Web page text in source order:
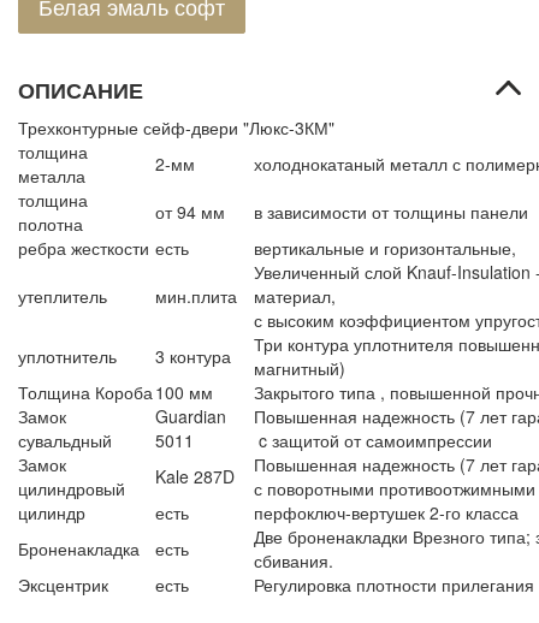
ОПИСАНИЕ
Трехконтурные сейф-двери "Люкс-3КМ"
толщина
металла
2-мм
холоднокатаный металл с
толщина
полотна
от 94 мм
в зависимости от толщины панели
ребра жесткости есть
вертикальные и горизонтальные,
утеплитель
мин.плита
Увеличенный слой Knauf-Insulation
материал,
с высоким коэффициентом
уплотнитель
3 контура
Три контура уплотнителя
магнитный)
Толщина Короба100 мм
Закрытого типа , повышенной
Замок
сувальдный
Guardian
5011
Повышенная надежность (7 лет
c защитой от самоимпрессии
Замок
цилиндровый
Kale 287D
Повышенная надежность (7 лет
с поворотными
цилиндр
есть
перфоключ-вертушек 2-го класса
Броненакладка
есть
Две броненакладки Врезного
сбивания.
Эксцентрик
есть Регулировка плотности прилегания